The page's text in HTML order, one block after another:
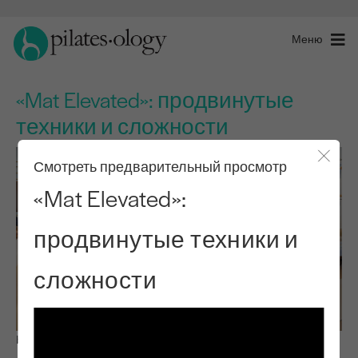
Меню
«Mat Elevated»: продвинутые
техники и сложности
Смотреть предварительный просмотр
«Mat Elevated»:
продвинутые техники и
сложности
Наблюдай и учись